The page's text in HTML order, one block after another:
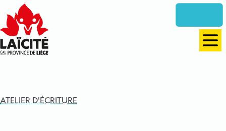
directement
vers
le
contenu
ATELIER D'ÉCRITURE